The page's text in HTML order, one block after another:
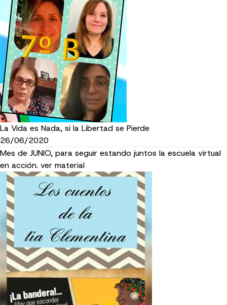
La Vida es Nada, si la Libertad se Pierde
26/06/2020
Mes de JUNIO, para seguir estando juntos la escuela virtual
en acción. ver material